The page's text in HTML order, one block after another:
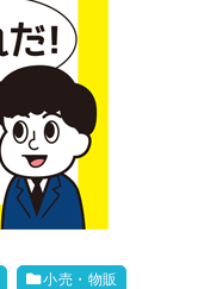
小売・物販